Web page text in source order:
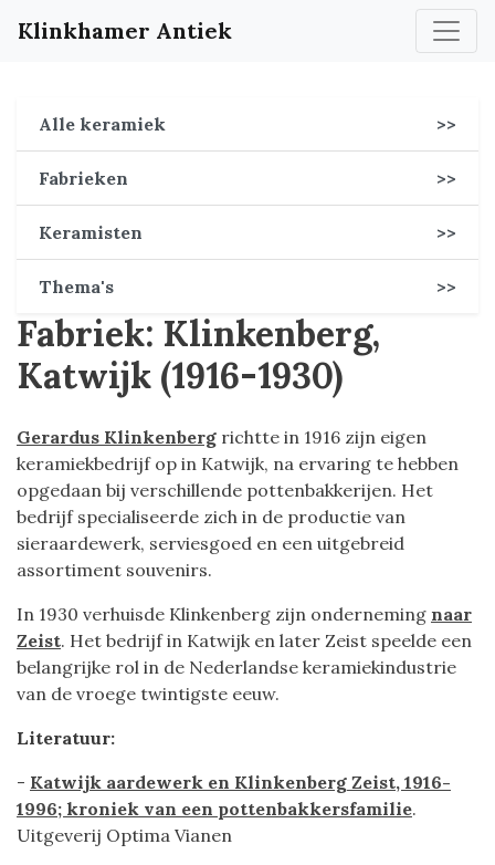
Klinkhamer Antiek
Alle keramiek >>
Fabrieken >>
Keramisten >>
Thema's >>
Fabriek: Klinkenberg,
Katwijk (1916-1930)
Gerardus Klinkenberg richtte in 1916 zijn eigen
keramiekbedrijf op in Katwijk, na ervaring te hebben
opgedaan bij verschillende pottenbakkerijen. Het
bedrijf specialiseerde zich in de productie van
sieraardewerk, serviesgoed en een uitgebreid
assortiment souvenirs.
In 1930 verhuisde Klinkenberg zijn onderneming naar
Zeist. Het bedrijf in Katwijk en later Zeist speelde een
belangrijke rol in de Nederlandse keramiekindustrie
van de vroege twintigste eeuw.
Literatuur:
- Katwijk aardewerk en Klinkenberg Zeist, 1916-
1996; kroniek van een pottenbakkersfamilie.
Uitgeverij Optima Vianen